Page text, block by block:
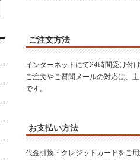
ご注文方法
インターネットにて24時間受け付け
ご注文やご質問メールの対応は、
です。
お支払い方法
代金引換・クレジットカードをご